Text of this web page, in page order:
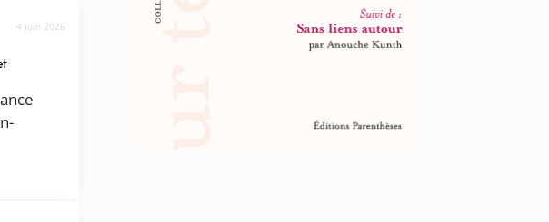
4 juin 2026